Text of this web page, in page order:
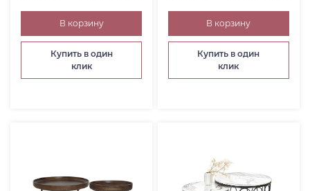
В корзину
Купить в один
клик
В корзину
Купить в один
клик